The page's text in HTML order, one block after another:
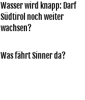
Wasser wird knapp: Darf
Südtirol noch weiter
wachsen?
Was fährt Sinner da?